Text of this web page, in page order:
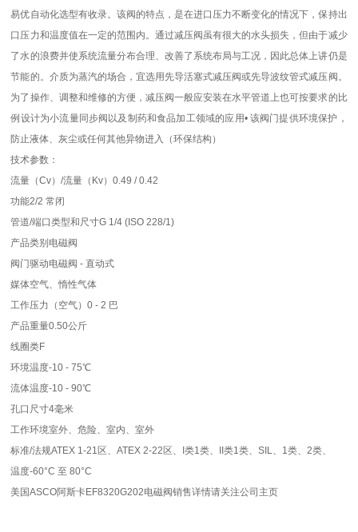
易优自动化选型有收录。该阀的特点，是在进口压力不断变化的情况下，保持出
口压力和温度值在一定的范围内。通过减压阀虽有很大的水头损失，但由于减少
了水的浪费并使系统流量分布合理、改善了系统布局与工况，因此总体上讲仍是
节能的。介质为蒸汽的场合，宜选用先导活塞式减压阀或先导波纹管式减压阀。
为了操作、调整和维修的方便，减压阀一般应安装在水平管道上也可按要求的比
例设计为小流量同步阀以及制药和食品加工领域的应用• 该阀门提供环境保护，
防止液体、灰尘或任何其他异物进入（环保结构）
技术参数：
流量（Cv）/流量（Kv）0.49 / 0.42
功能2/2 常闭
管道/端口类型和尺寸G 1/4 (ISO 228/1)
产品类别电磁阀
阀门驱动电磁阀 - 直动式
媒体空气、惰性气体
工作压力（空气）0 - 2 巴
产品重量0.50公斤
线圈类F
环境温度-10 - 75℃
流体温度-10 - 90℃
孔口尺寸4毫米
工作环境室外、危险、室内、室外
标准/法规ATEX 1-21区、ATEX 2-22区、I类1类、II类1类、SIL、1类、2类、
温度-60°C 至 80°C
美国ASCO阿斯卡EF8320G202电磁阀销售详情请关注公司主页